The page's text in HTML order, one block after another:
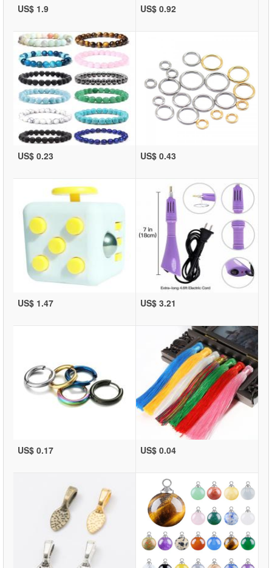
US$ 1.9 US$ 0.92
US$ 0.23 US$ 0.43
US$ 1.47 US$ 3.21
US$ 0.17 US$ 0.04